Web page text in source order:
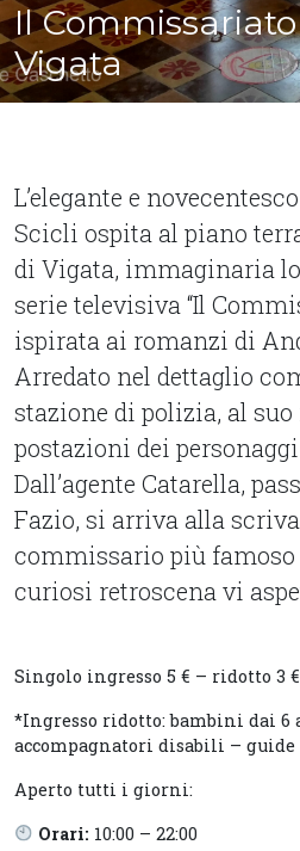
Il
Vigata
L’elegante e
Scicli ospita al piano
di Vigata, immaginaria
serie televisiva “Il
ispirata ai romanzi di
Arredato nel dettaglio
stazione di polizia, al
postazioni dei
Dall’agente Catarella,
Fazio, si arriva alla
commissario più famoso
curiosi retroscena vi
Singolo ingresso 5 € – ridotto 3
*Ingresso ridotto: bambini dai 6
accompagnatori disabili –
Aperto tutti i giorni:
Orari: 10:00 – 22:00